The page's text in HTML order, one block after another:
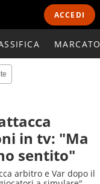
ACCEDI
in tv: "Ma
sentito"
arbitro e Var dopo il